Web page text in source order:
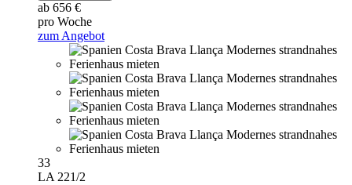
ab 656 €
pro Woche
zum Angebot
33
LA 221/2